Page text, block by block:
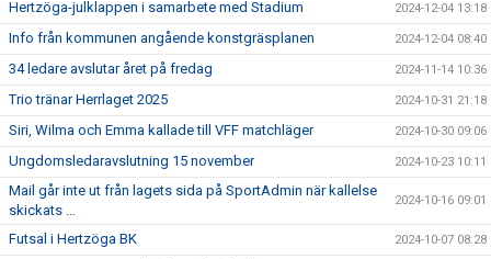
Hertzöga-julklappen i samarbete med Stadium 2024-12-04 13:18
Info från kommunen angående konstgräsplanen 2024-12-04 08:40
34 ledare avslutar året på fredag 2024-11-14 10:36
Trio tränar Herrlaget 2025 2024-10-31 21:18
Siri, Wilma och Emma kallade till VFF matchläger 2024-10-30 09:06
Ungdomsledaravslutning 15 november 2024-10-23 10:11
Mail går inte ut från lagets sida på SportAdmin när kallelse
skickats ...
2024-10-16 09:01
Futsal i Hertzöga BK 2024-10-07 08:28